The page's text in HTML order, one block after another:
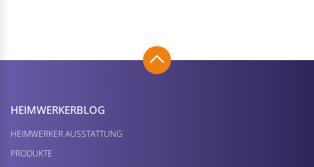
HEIMWERKER­BLOG
HEIMWERKER AUSSTATTUNG
PRODUKTE